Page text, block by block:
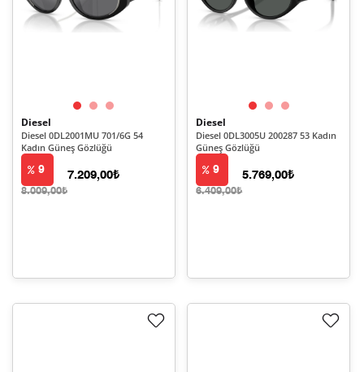
Diesel
Diesel 0DL2001MU 701/6G 54
Kadın Güneş Gözlüğü
9
8.009,00₺
7.209,00₺
Diesel
Diesel 0DL3005U 200287 53 Kadın
Güneş Gözlüğü
9
6.409,00₺
5.769,00₺